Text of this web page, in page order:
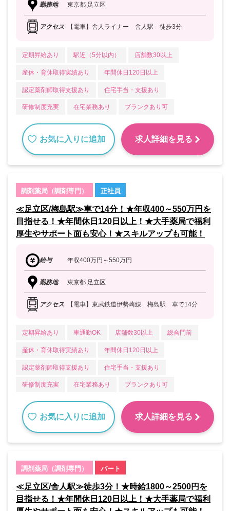
勤務地 東京都 足立区
アクセス 【電車】舎人ライナー 舎人駅 徒歩3分
定期昇給あり 駅近（5分以内） 店舗数30以上
産休・育休取得実績あり 年間休日120日以上
認定薬剤師取得支援あり 住宅手当・支援あり
研修制度充実 在宅業務あり ブランクあり可
お気に入りに追加 求人詳細を見る
調剤薬局（調剤専門） 正社員
≪足立区/梅島駅≫車で14分！★年収400～550万円を
目指せる！★年間休日120日以上！★大手薬局で福利
厚生やサポート面も安心！★スキルアップも可能！
給与 年収400万円～550万円
勤務地 東京都 足立区
アクセス 【電車】東武鉄道伊勢崎線 梅島駅 車で14分
定期昇給あり 車通勤OK 店舗数30以上 総合門前
産休・育休取得実績あり 年間休日120日以上
認定薬剤師取得支援あり 住宅手当・支援あり
研修制度充実 在宅業務あり ブランクあり可
お気に入りに追加 求人詳細を見る
調剤薬局（調剤専門） パート
≪足立区/舎人駅≫徒歩3分！★時給1800～2500円を
目指せる！★年間休日120日以上！★大手薬局で福利